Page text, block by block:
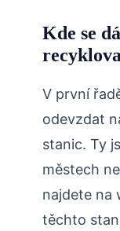
Kde se
V první
odevzdat
stanic. Ty
městech
najdete na
těchto